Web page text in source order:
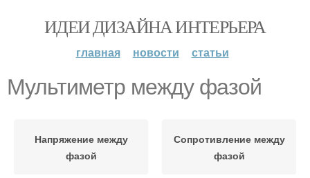
ИДЕИ ДИЗАЙНА ИНТЕРЬЕРА
главная новости статьи
Мультиметр между фазой
Напряжение между
фазой
Сопротивление между
фазой